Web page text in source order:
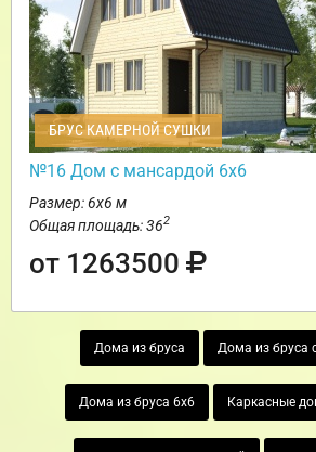
БРУС КАМЕРНОЙ СУШКИ
№16 Дом с мансардой 6х6
Размер: 6х6 м
Общая площадь: 362
от 1263500
Дома из бруса Дома из бруса
Дома из бруса 6х6 Каркасные